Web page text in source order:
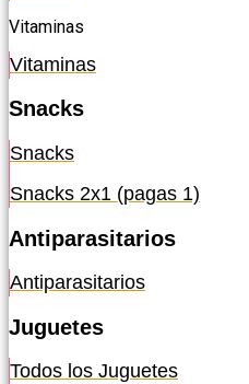
Vitaminas
Vitaminas
Snacks
Snacks
Snacks 2x1 (pagas 1)
Antiparasitarios
Antiparasitarios
Juguetes
Todos los Juguetes